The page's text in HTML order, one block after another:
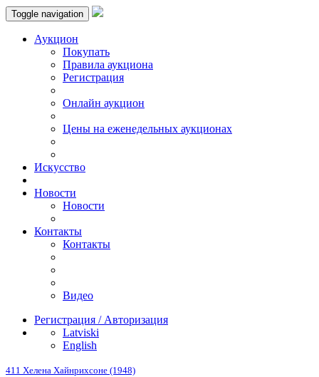
Toggle navigation
Аукцион
Пoкупать
Правила аукциона
Регистрация
Онлайн аукцион
Цены на еженедельных аукционах
Искусствo
Новости
Новости
Контакты
Контакты
Видео
Регистрация / Авторизация
Latviski
English
411 Хеленa Хайнрихсонe (1948)